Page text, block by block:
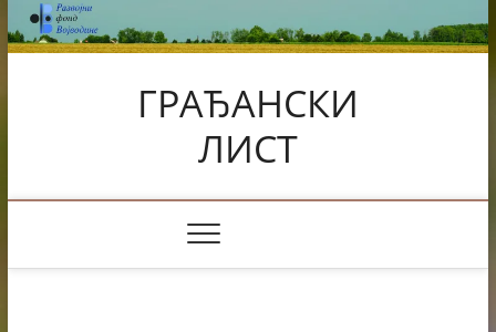
Skip
to
content
ГРАЂАНСКИ
ЛИСТ